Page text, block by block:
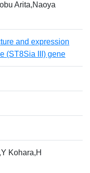
Arita,Naoya
and expression
(ST8Sia III) gene
Kohara,H